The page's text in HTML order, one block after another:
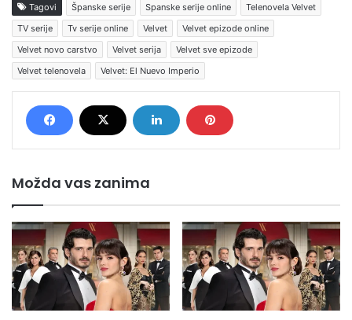
Tagovi Španske serije Spanske serije online
Telenovela Velvet
TV serije
Tv serije online Velvet
Velvet epizode online
Velvet novo carstvo
Velvet serija
Velvet sve epizode
Velvet telenovela
Velvet: El Nuevo Imperio
Možda vas zanima